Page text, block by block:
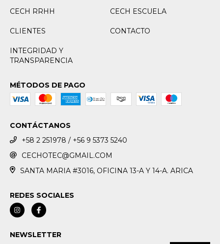
CECH RRHH CECH ESCUELA
CLIENTES CONTACTO
INTEGRIDAD Y
TRANSPARENCIA
MÉTODOS DE PAGO
CONTÁCTANOS
+58 2 251978 / +56 9 5373 5240
CECHOTEC@GMAIL.COM
SANTA MARIA #3016, OFICINA 13-A Y 14-A. ARICA
REDES SOCIALES
NEWSLETTER